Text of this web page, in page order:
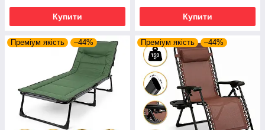
Купити Купити
Преміум якість –44% Преміум якість –44%